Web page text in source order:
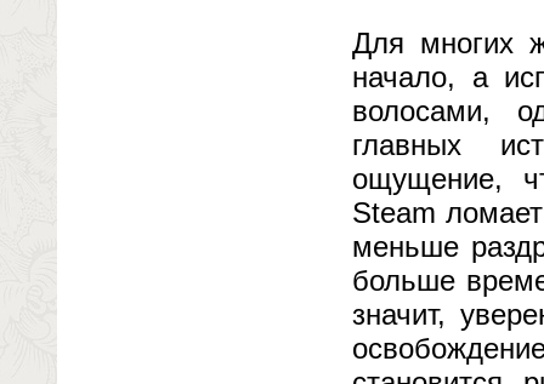
Для многих
начало, а
волосами,
главных
ощущение,
Steam
меньше
больше
значит,